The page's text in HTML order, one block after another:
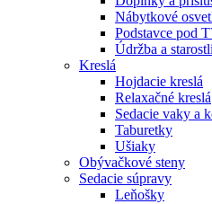
Nábytkové
Podstavce pod
Údržba a
Kreslá
Hojdacie kreslá
Relaxačné kreslá
Sedacie vaky a
Taburetky
Ušiaky
Obývačkové steny
Sedacie súpravy
Leňošky